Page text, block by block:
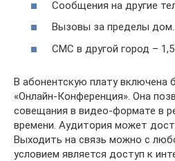
Сообщения на другие
Вызовы за пределы дом.
СМС в другой город –
В абонентскую плату включена
«Онлайн-Конференция». Она
совещания в видео-формате в
времени. Аудитория может
Выходить на связь можно с
условием является доступ к